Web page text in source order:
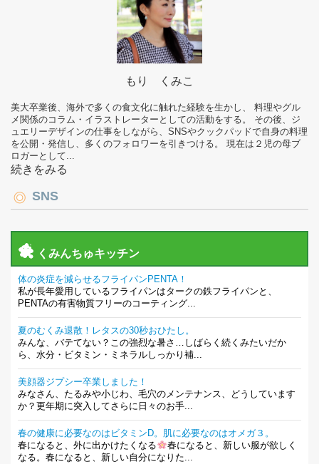
もり くみこ
美大卒業後、海外で多くの食文化に触れた経験を生かし、 料理やグル
メ関係のコラム・イラストレーターとしての活動をする。 その後、ジ
ュエリーデザインの仕事をしながら、SNSやクックパッドで自身の料理
を公開・発信し、多くのフォロワーを引きつける。 現在は２児の母ブ
ロガーとして...
続きをみる
SNS
くみんちゅキッチン
体の炎症を減らせるフライパンPENTA！
私が長年愛用しているフライパンはタークの鉄フライパンと、
PENTAの有害物質フリーのコーティング...
夏のむくみ退散！レタスの30秒おひたし。
みんな、バテてない？この強烈な暑さ…しばらく続くみたいだか
ら、水分・ビタミン・ミネラルしっかり補...
美顔器ジプシー卒業しました！
みなさん、たるみや小じわ、毛穴のメンテナンス、どうしています
か？更年期に突入してさらに日々のお手...
春の健康に必要なのはビタミンD。肌に必要なのはオメガ３。
春になると、外に出かけたくなる
春になると、新しい服が欲しく
なる。春になると、新しい自分になりた...